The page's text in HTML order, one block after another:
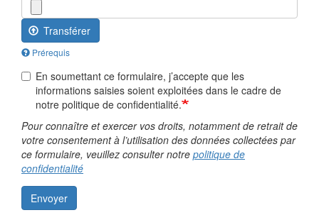
Transférer
Prérequis
En soumettant ce formulaire, j’accepte que les
informations saisies soient exploitées dans le cadre de
notre politique de confidentialité.
Pour connaître et exercer vos droits, notamment de retrait de
votre consentement à l’utilisation des données collectées par
ce formulaire, veuillez consulter notre politique de
confidentialité
Envoyer